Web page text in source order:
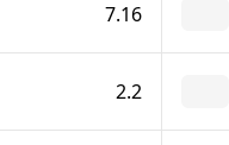
7.16
2.2